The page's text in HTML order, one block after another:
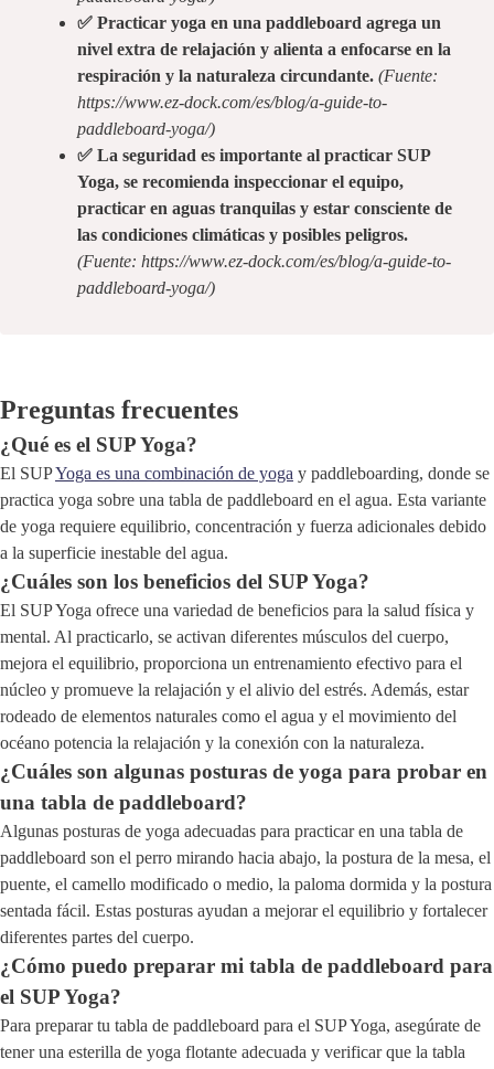
✅ Practicar yoga en una paddleboard agrega un
nivel extra de relajación y alienta a enfocarse en la
respiración y la naturaleza circundante. (Fuente:
https://www.ez-dock.com/es/blog/a-guide-to-
paddleboard-yoga/)
✅ La seguridad es importante al practicar SUP
Yoga, se recomienda inspeccionar el equipo,
practicar en aguas tranquilas y estar consciente de
las condiciones climáticas y posibles peligros.
(Fuente: https://www.ez-dock.com/es/blog/a-guide-to-
paddleboard-yoga/)
Preguntas frecuentes
¿Qué es el SUP Yoga?
El SUPYoga es una combinación de yoga y paddleboarding, donde se
practica yoga sobre una tabla de paddleboard en el agua. Esta variante
de yoga requiere equilibrio, concentración y fuerza adicionales debido
a la superficie inestable del agua.
¿Cuáles son los beneficios del SUP Yoga?
El SUP Yoga ofrece una variedad de beneficios para la salud física y
mental. Al practicarlo, se activan diferentes músculos del cuerpo,
mejora el equilibrio, proporciona un entrenamiento efectivo para el
núcleo y promueve la relajación y el alivio del estrés. Además, estar
rodeado de elementos naturales como el agua y el movimiento del
océano potencia la relajación y la conexión con la naturaleza.
¿Cuáles son algunas posturas de yoga para probar en
una tabla de paddleboard?
Algunas posturas de yoga adecuadas para practicar en una tabla de
paddleboard son el perro mirando hacia abajo, la postura de la mesa, el
puente, el camello modificado o medio, la paloma dormida y la postura
sentada fácil. Estas posturas ayudan a mejorar el equilibrio y fortalecer
diferentes partes del cuerpo.
¿Cómo puedo preparar mi tabla de paddleboard para
el SUP Yoga?
Para preparar tu tabla de paddleboard para el SUP Yoga, asegúrate de
tener una esterilla de yoga flotante adecuada y verificar que la tabla